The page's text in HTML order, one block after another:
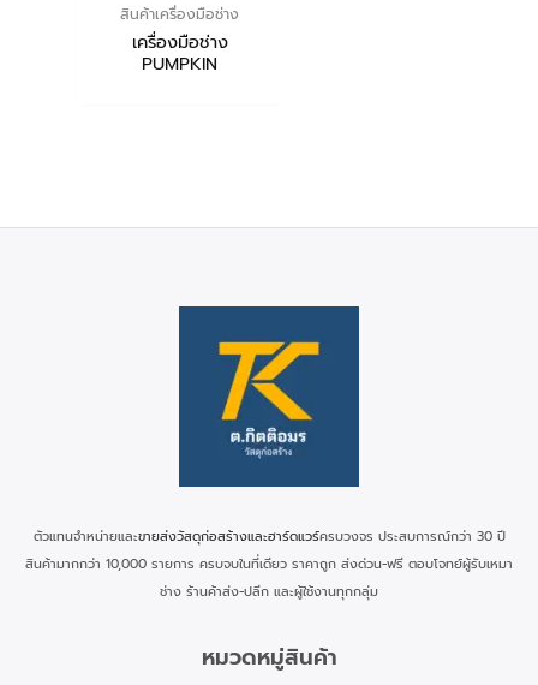
สินค้าเครื่องมือช่าง
เครื่องมือช่าง
PUMPKIN
ตัวแทนจำหน่ายและขายส่งวัสดุก่อสร้างและฮาร์ดแวร์ครบวงจร ประสบการณ์กว่า 30 ปี
สินค้ามากกว่า 10,000 รายการ ครบจบในที่เดียว ราคาถูก ส่งด่วน-ฟรี ตอบโจทย์ผู้รับเหมา
ช่าง ร้านค้าส่ง-ปลีก และผู้ใช้งานทุกกลุ่ม
หมวดหมู่สินค้า